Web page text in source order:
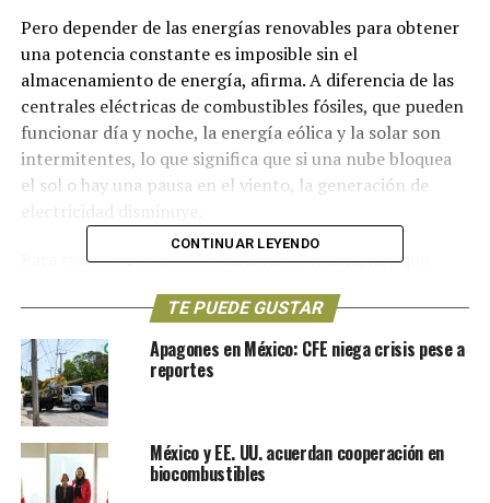
Pero depender de las energías renovables para obtener
una potencia constante es imposible sin el
almacenamiento de energía, afirma. A diferencia de las
centrales eléctricas de combustibles fósiles, que pueden
funcionar día y noche, la energía eólica y la solar son
intermitentes, lo que significa que si una nube bloquea
el sol o hay una pausa en el viento, la generación de
Para competir con los combustibles fósiles, hay que
lo que significa almacenar el exceso de energía y poder
desplegarla cuando sea necesario.
Una solución a este problema son las baterías de iones
de litio, que ya están conectadas a las redes eléctricas de
todo el mundo. Pueden cargarse con la electricidad
generada a partir de la energía eólica y solar y liberar
esa energía a demanda.
CONTINUAR LEYENDO
TE PUEDE GUSTAR
Apagones en México: CFE niega crisis pese a
reportes
México y EE. UU. acuerdan cooperación en
biocombustibles